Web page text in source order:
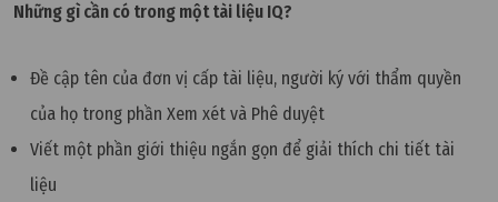
Những gì cần có trong một tài liệu IQ?
Đề cập tên của đơn vị cấp tài liệu, người ký với thẩm quyền
của họ trong phần Xem xét và Phê duyệt
Viết một phần giới thiệu ngắn gọn để giải thích chi tiết tài
liệu